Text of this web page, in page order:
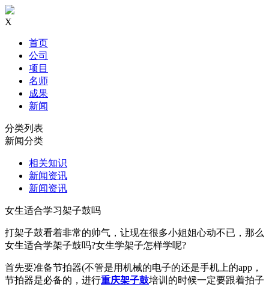
X
首页
公司
项目
名师
成果
新闻
分类列表
新闻分类
相关知识
新闻资讯
新闻资讯
女生适合学习架子鼓吗
打架子鼓看着非常的帅气，让现在很多小姐姐心动不已，那么
女生适合学架子鼓吗?女生学架子怎样学呢?
首先要准备节拍器(不管是用机械的电子的还是手机上的app，
节拍器是必备的，进行重庆架子鼓培训的时候一定要跟着拍子